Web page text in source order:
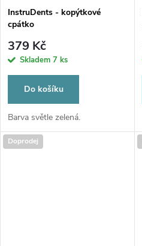
InstruDents - kopýtkové
cpátko
379 Kč
Skladem 7 ks
Do košíku
Barva světle zelená.
Doprodej